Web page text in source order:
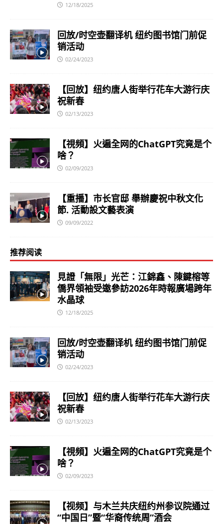
12/18/2025
回放/时空壶翻译机 纽约图书馆门前促
销活动
02/24/2023
【回放】纽约唐人街举行花车大游行庆
祝新春
02/13/2023
【視頻】火遍全网的ChatGPT究竟是个
啥？
02/09/2023
【重播】市长官邸 舉辦慶祝中秋文化
節. 活動設文藝表演
09/09/2022
推荐阅读
見證「無限」光芒：江錦鑫、陳鍵榕等
僑界領袖受邀參訪2026年時報廣場跨年
水晶球
12/18/2025
回放/时空壶翻译机 纽约图书馆门前促
销活动
02/24/2023
【回放】纽约唐人街举行花车大游行庆
祝新春
02/13/2023
【視頻】火遍全网的ChatGPT究竟是个
啥？
02/09/2023
【视频】与木兰共庆纽约州参议院通过
“中国日”暨“华裔传统周”酒会